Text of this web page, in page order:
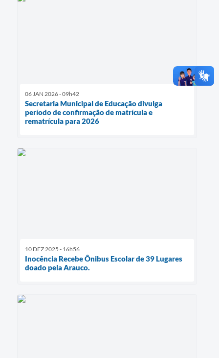
06 JAN 2026 - 09h42
Secretaria Municipal de Educação divulga
período de confirmação de matrícula e
rematrícula para 2026
10 DEZ 2025 - 16h56
Inocência Recebe Ônibus Escolar de 39 Lugares
doado pela Arauco.